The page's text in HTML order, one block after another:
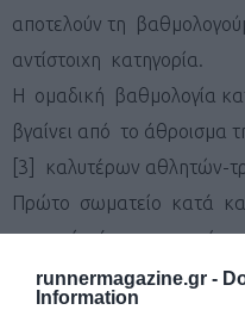
runnermagazine.gr -
Information
αποτελούν τη
αντίστοιχη κατηγορία.
Η ομαδική βαθμολογία
βγαίνει από το άθροισμα
[3] καλυτέρων αθλητών-
Πρώτο σωματείο κατά
το οποίο έχει το
σωματείο με το αμέσως